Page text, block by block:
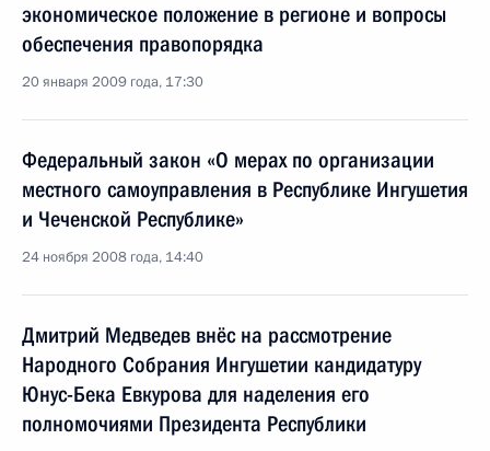
экономическое положение в регионе и вопросы
обеспечения правопорядка
20 января 2009 года, 17:30
Федеральный закон «О мерах по организации
местного самоуправления в Республике Ингушетия
и Чеченской Республике»
24 ноября 2008 года, 14:40
Дмитрий Медведев внёс на рассмотрение
Народного Собрания Ингушетии кандидатуру
Юнус-Бека Евкурова для наделения его
полномочиями Президента Республики